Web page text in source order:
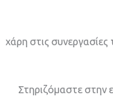
χάρη στις συνεργασίες
Στηριζόμαστε στην